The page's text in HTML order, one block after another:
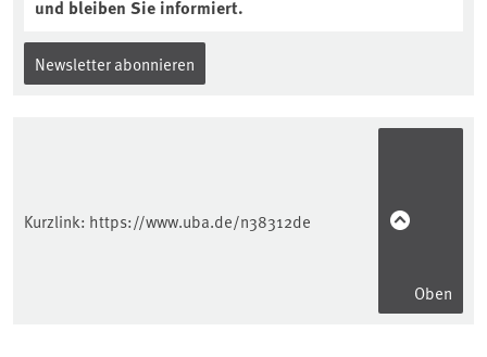
und bleiben Sie informiert.
Newsletter abonnieren
Kurzlink: https://www.uba.de/n38312de
Oben